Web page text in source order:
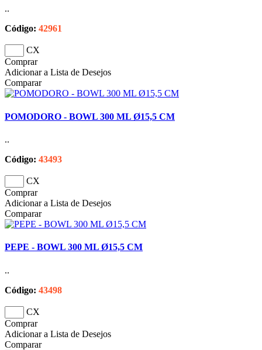
..
Código: 42961
CX
Comprar
Adicionar a Lista de Desejos
Comparar
POMODORO - BOWL 300 ML Ø15,5 CM
..
Código: 43493
CX
Comprar
Adicionar a Lista de Desejos
Comparar
PEPE - BOWL 300 ML Ø15,5 CM
..
Código: 43498
CX
Comprar
Adicionar a Lista de Desejos
Comparar